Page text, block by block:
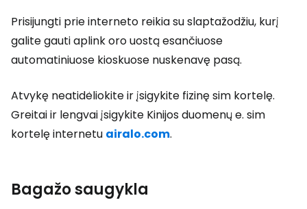
Prisijungti prie interneto reikia su slaptažodžiu, kurį
galite gauti aplink oro uostą esančiuose
automatiniuose kioskuose nuskenavę pasą.
Atvykę neatidėliokite ir įsigykite fizinę sim kortelę.
Greitai ir lengvai įsigykite Kinijos duomenų e. sim
kortelę internetu airalo.com.
Bagažo saugykla